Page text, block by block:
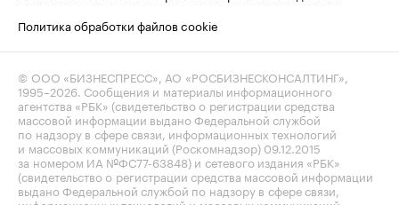
Политика обработки файлов cookie
© ООО «БИЗНЕСПРЕСС», АО «РОСБИЗНЕСКОНСАЛТИНГ»,
1995–2026 . Сообщения и материалы информационного
агентства «РБК» (свидетельство о регистрации средства
массовой информации выдано Федеральной службой
по надзору в сфере связи, информационных технологий
и массовых коммуникаций (Роскомнадзор) 09.12.2015
за номером ИА №ФС77-63848) и сетевого издания «РБК»
(свидетельство о регистрации средства массовой информации
выдано Федеральной службой по надзору в сфере связи,